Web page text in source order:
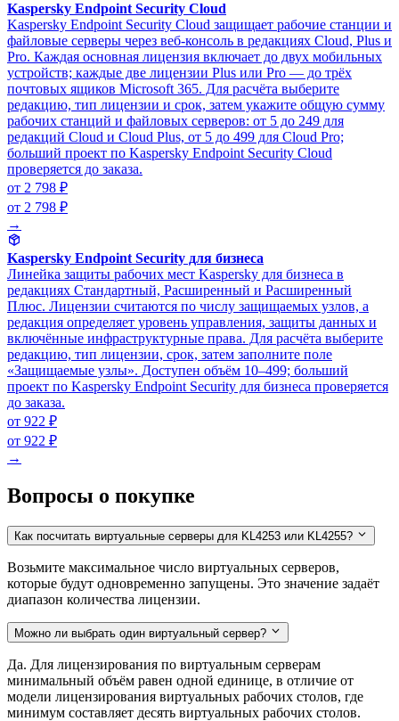
Kaspersky Endpoint Security Cloud
Kaspersky Endpoint Security Cloud защищает рабочие станции и
файловые серверы через веб-консоль в редакциях Cloud, Plus и
Pro. Каждая основная лицензия включает до двух мобильных
устройств; каждые две лицензии Plus или Pro — до трёх
почтовых ящиков Microsoft 365. Для расчёта выберите
редакцию, тип лицензии и срок, затем укажите общую сумму
рабочих станций и файловых серверов: от 5 до 249 для
редакций Cloud и Cloud Plus, от 5 до 499 для Cloud Pro;
больший проект по Kaspersky Endpoint Security Cloud
проверяется до заказа.
от 2 798 ₽
от 2 798 ₽
→
Kaspersky Endpoint Security для бизнеса
Линейка защиты рабочих мест Kaspersky для бизнеса в
редакциях Стандартный, Расширенный и Расширенный
Плюс. Лицензии считаются по числу защищаемых узлов, а
редакция определяет уровень управления, защиты данных и
включённые инфраструктурные права. Для расчёта выберите
редакцию, тип лицензии, срок, затем заполните поле
«Защищаемые узлы». Доступен объём 10–499; больший
проект по Kaspersky Endpoint Security для бизнеса проверяется
до заказа.
от 922 ₽
от 922 ₽
→
Вопросы о покупке
Как посчитать виртуальные серверы для KL4253 или KL4255?
Возьмите максимальное число виртуальных серверов,
которые будут одновременно запущены. Это значение задаёт
диапазон количества лицензии.
Можно ли выбрать один виртуальный сервер?
Да. Для лицензирования по виртуальным серверам
минимальный объём равен одной единице, в отличие от
модели лицензирования виртуальных рабочих столов, где
минимум составляет десять виртуальных рабочих столов.